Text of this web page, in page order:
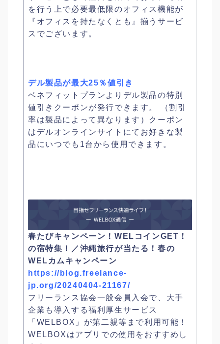
を行う上で必要最低限のオフィス機能が
『オフィスを持たなくとも』揃うサービ
スでございます。
デル製品が最大25％値引き
ベネフィットプランよりデル製品の特別
値引きクーポンが発行できます。 （割引
率は製品によって異なります）クーポン
はデルオンラインサイトにてお好きな製
品にいつでも1台から使用できます。
春たびキャンペーン！WELコインGET！
の宿特集！／沖縄旅行が当たる！春の
WELカムキャンペーン
https://blog.freelance-
jp.org/20240404-21167/
フリーランス協会一般会員入会で、大手
企業も導入する福利厚生サービス
「WELBOX」が第二親等まで利用可能！
WELBOXはアプリでの使用をおすすめし